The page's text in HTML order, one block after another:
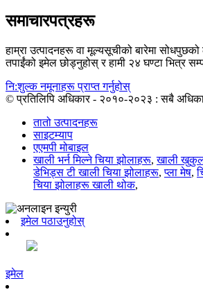
समाचारपत्रहरू
हाम्रा उत्पादनहरू वा मूल्यसूचीको बारेमा सोधपुछको
तपाईंको इमेल छोड्नुहोस् र हामी २४ घण्टा भित्र
नि:शुल्क नमूनाहरू प्राप्त गर्नुहोस्
© प्रतिलिपि अधिकार - २०१०-२०२३ : सबै
तातो उत्पादनहरू
साइटम्याप
एएमपी मोबाइल
खाली भर्न मिल्ने चिया झोलाहरू,खाली
डेभिड्स टी खाली चिया झोलाहरू,प्ला मेष,
चिया झोलाहरू खाली थोक,
इमेल पठाउनुहोस्
इमेल